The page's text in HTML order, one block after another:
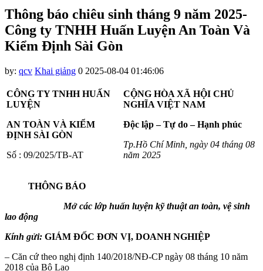
Thông báo chiêu sinh tháng 9 năm 2025-
Công ty TNHH Huấn Luyện An Toàn Và
Kiểm Định Sài Gòn
by: qcv Khai giảng 0 2025-08-04 01:46:06
CÔNG TY TNHH HUẤN
LUYỆN
AN TOÀN VÀ KIỂM
ĐỊNH SÀI GÒN
Số : 09/2025/TB-AT
CỘNG HÒA XÃ HỘI CHỦ
NGHĨA VIỆT NAM
Độc lập – Tự do – Hạnh phúc
Tp.Hồ Chí Minh, ngày 04 tháng 08
năm 2025
THÔNG BÁO
Mở các lớp huấn luyện kỹ thuật an toàn, vệ sinh
lao động
Kính gửi: GIÁM ĐỐC ĐƠN VỊ, DOANH NGHIỆP
– Căn cứ theo nghị định 140/2018/NĐ-CP ngày 08 tháng 10 năm
2018 của Bộ Lao